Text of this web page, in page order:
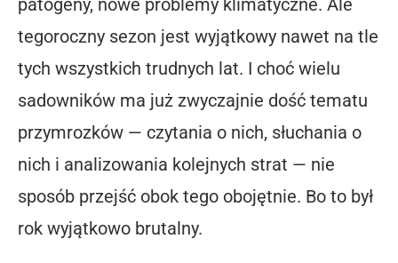
patogeny, nowe problemy klimatyczne. Ale
tegoroczny sezon jest wyjątkowy nawet na tle
tych wszystkich trudnych lat. I choć wielu
sadowników ma już zwyczajnie dość tematu
przymrozków — czytania o nich, słuchania o
nich i analizowania kolejnych strat — nie
sposób przejść obok tego obojętnie. Bo to był
rok wyjątkowo brutalny.